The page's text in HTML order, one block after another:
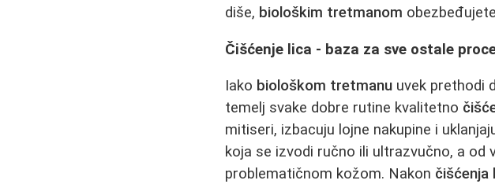
diše, biološkim tretmanom
Čišćenje lica - baza za sve ostale
Iako biološkom tretmanu uvek prethodi
temelj svake dobre rutine kvalitetno
mitiseri, izbacuju lojne nakupine i
koja se izvodi ručno ili ultrazvučno, a
problematičnom kožom. Nakon čišćenja